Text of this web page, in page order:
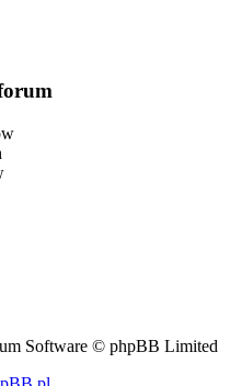
Software © phpBB Limited